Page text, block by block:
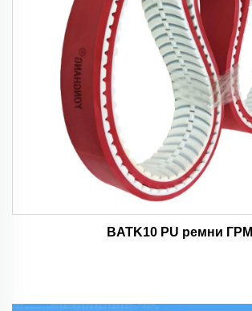
BATK10 PU ремни ГРМ